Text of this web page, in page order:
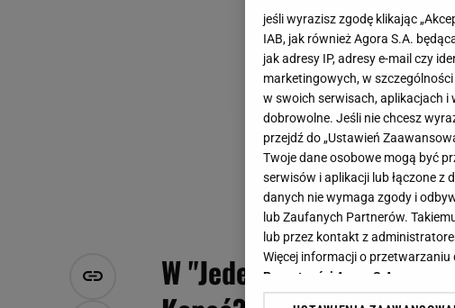
W "Jeden z dziesięciu"
jeśli wyrazisz zgodę klikając
IAB, jak również Agora S.A.
jak adresy IP, adresy e-mail czy
marketingowych, w
w swoich serwisach, aplikacjach i
dobrowolne. Jeśli nie chcesz
przejdź do „Ustawień
Twoje dane osobowe mogą być
serwisów i aplikacji lub łączone z
danych nie wymaga zgody i
lub Zaufanych Partnerów.
lub przez kontakt z
Więcej informacji o
Prywatności Agora S.A.